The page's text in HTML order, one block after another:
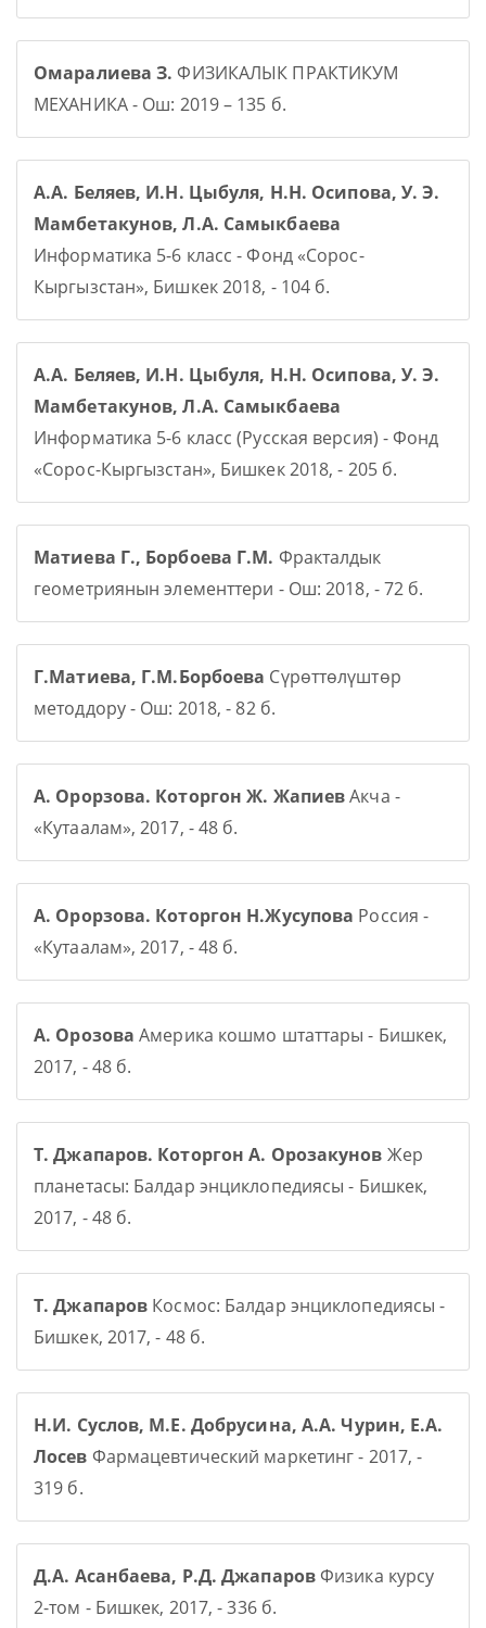
Омаралиева З. ФИЗИКАЛЫК ПРАКТИКУМ
МЕХАНИКА - Ош: 2019 – 135 б.
А.А. Беляев, И.Н. Цыбуля, Н.Н. Осипова, У. Э.
Мамбетакунов, Л.А. Самыкбаева
Информатика 5-6 класс - Фонд «Сорос-
Кыргызстан», Бишкек 2018, - 104 б.
А.А. Беляев, И.Н. Цыбуля, Н.Н. Осипова, У. Э.
Мамбетакунов, Л.А. Самыкбаева
Информатика 5-6 класс (Русская версия) - Фонд
«Сорос-Кыргызстан», Бишкек 2018, - 205 б.
Матиева Г., Борбоева Г.М. Фракталдык
геометриянын элементтери - Ош: 2018, - 72 б.
Г.Матиева, Г.М.Борбоева Сүрөттөлүштөр
методдору - Ош: 2018, - 82 б.
А. Орорзова. Которгон Ж. ЖапиевАкча -
«Кутаалам», 2017, - 48 б.
А. Орорзова. Которгон Н.Жусупова Россия -
«Кутаалам», 2017, - 48 б.
А. Орозова Америка кошмо штаттары - Бишкек,
2017, - 48 б.
Т. Джапаров. Которгон А. Орозакунов Жер
планетасы: Балдар энциклопедиясы - Бишкек,
2017, - 48 б.
Т. Джапаров Космос: Балдар энциклопедиясы -
Бишкек, 2017, - 48 б.
Н.И. Суслов, М.Е. Добрусина, А.А. Чурин, Е.А.
Лосев Фармацевтический маркетинг - 2017, -
319 б.
Д.А. Асанбаева, Р.Д. ДжапаровФизика курсу
2-том - Бишкек, 2017, - 336 б.